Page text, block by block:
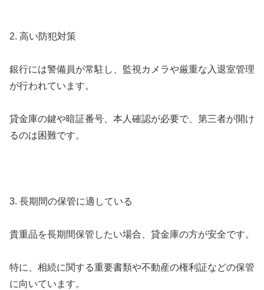
2. 高い防犯対策
銀行には警備員が常駐し、監視カメラや厳重な入退室管理
が行われています。
貸金庫の鍵や暗証番号、本人確認が必要で、第三者が開け
るのは困難です。
3. 長期間の保管に適している
貴重品を長期間保管したい場合、貸金庫の方が安全です。
特に、相続に関する重要書類や不動産の権利証などの保管
に向いています。